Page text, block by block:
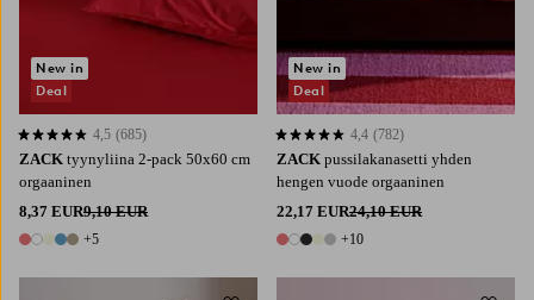
ZACK tyynyliina 2-pack 50x60 cm
orgaaninen
8,37 EUR9,10 EUR
10 värejä
+5
4,5 perustuen 685 arvosanaan
4,5 (685)
New in
Deal
ZACK pussilakanasetti yhden
hengen vuode orgaaninen
22,17 EUR24,10 EUR
15 värejä
+10
4,4 perustuen 782 arvosanaan
4,4 (782)
New in
Deal